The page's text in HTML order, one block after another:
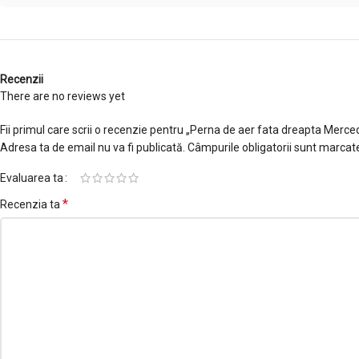
Recenzii
There are no reviews yet
Fii primul care scrii o recenzie pentru „Perna de aer fata dreapta
Adresa ta de email nu va fi publicată. Câmpurile obligatorii sunt
Evaluarea ta
Recenzia ta *